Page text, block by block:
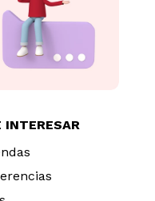
INTERESAR